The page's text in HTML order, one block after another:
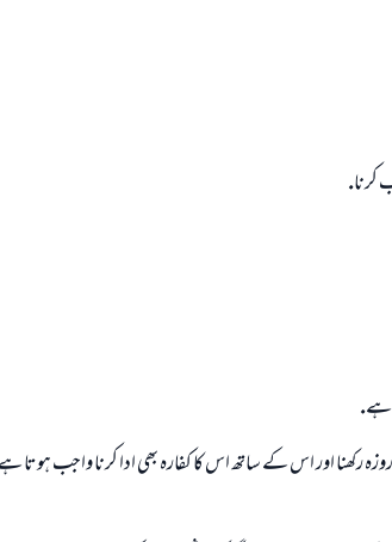
كرنا.
ہے.
اور اس كے ساتھ اس كا كفارہ بھى ادا كرنا واجب ہوتا